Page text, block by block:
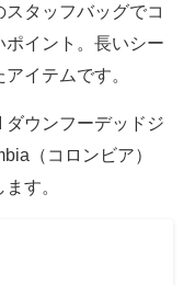
タッフバッグでコ
ポイント。長いシー
イテムです。
ウンフーデッドジ
（コロンビア）
す。